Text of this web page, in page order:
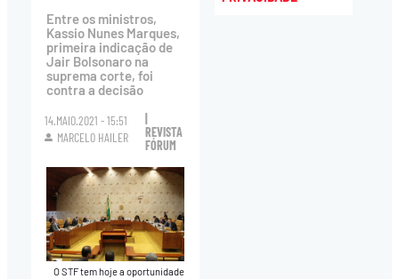
Entre os ministros,
Kassio Nunes Marques,
primeira indicação de
Jair Bolsonaro na
suprema corte, foi
contra a decisão
14.MAIO.2021 - 15:51
MARCELO HAILER
REVISTA
FÓRUM
O STF tem hoje a oportunidade